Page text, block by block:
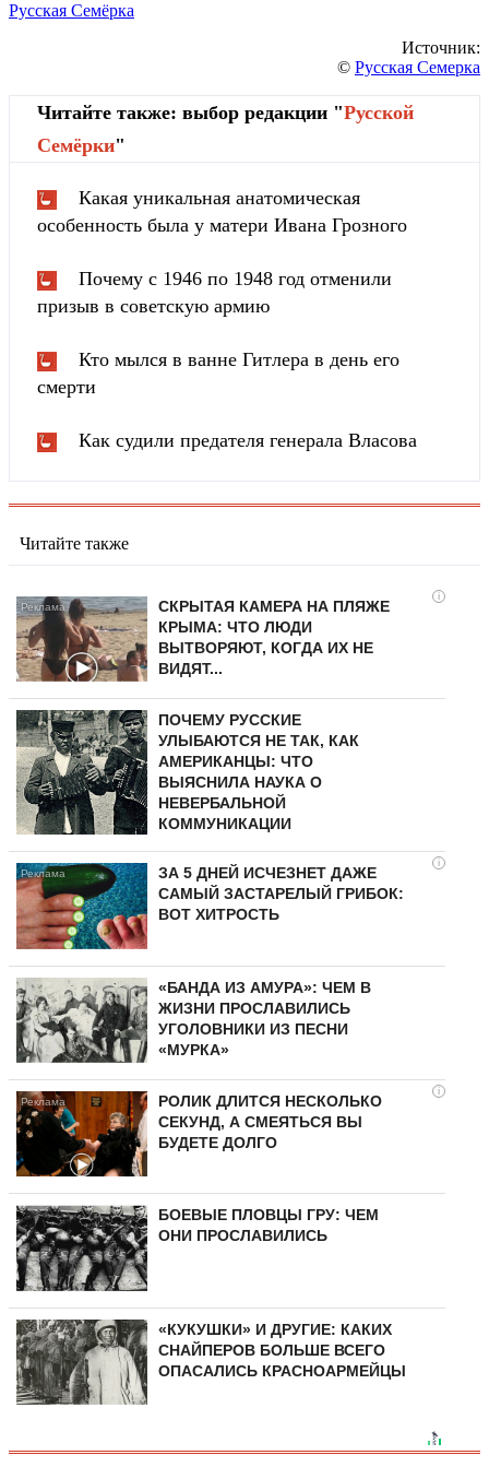
Русская Семёрка
Источник:
© Русская Семерка
Читайте также: выбор редакции "Русской
Cемёрки"
Какая уникальная анатомическая
особенность была у матери Ивана Грозного
Почему с 1946 по 1948 год отменили
призыв в советскую армию
Кто мылся в ванне Гитлера в день его
смерти
Как судили предателя генерала Власова
Читайте также
i
СКРЫТАЯ КАМЕРА НА ПЛЯЖЕ
КРЫМА: ЧТО ЛЮДИ
ВЫТВОРЯЮТ, КОГДА ИХ НЕ
ВИДЯТ...
ПОЧЕМУ РУССКИЕ
УЛЫБАЮТСЯ НЕ ТАК, КАК
АМЕРИКАНЦЫ: ЧТО
ВЫЯСНИЛА НАУКА О
НЕВЕРБАЛЬНОЙ
КОММУНИКАЦИИ
i
ЗА 5 ДНЕЙ ИСЧЕЗНЕТ ДАЖЕ
САМЫЙ ЗАСТАРЕЛЫЙ ГРИБОК:
ВОТ ХИТРОСТЬ
«БАНДА ИЗ АМУРА»: ЧЕМ В
ЖИЗНИ ПРОСЛАВИЛИСЬ
УГОЛОВНИКИ ИЗ ПЕСНИ
«МУРКА»
i
РОЛИК ДЛИТСЯ НЕСКОЛЬКО
СЕКУНД, А СМЕЯТЬСЯ ВЫ
БУДЕТЕ ДОЛГО
БОЕВЫЕ ПЛОВЦЫ ГРУ: ЧЕМ
ОНИ ПРОСЛАВИЛИСЬ
«КУКУШКИ» И ДРУГИЕ: КАКИХ
СНАЙПЕРОВ БОЛЬШЕ ВСЕГО
ОПАСАЛИСЬ КРАСНОАРМЕЙЦЫ